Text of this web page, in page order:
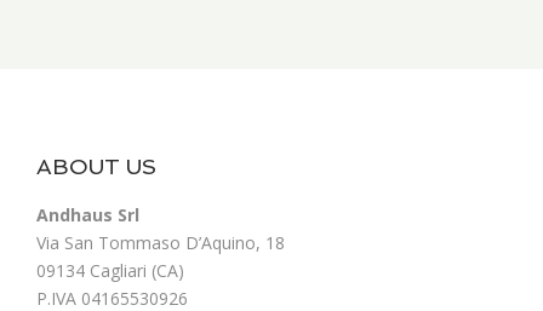
ABOUT US
Andhaus Srl
Via San Tommaso D’Aquino, 18
09134 Cagliari (CA)
P.IVA 04165530926